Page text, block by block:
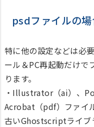
psdファイルの
特に他の設定などは必
ール＆PC再起動だけで
ります。
・Illustrator（ai）、
Acrobat（pdf）ファイ
古いGhostscriptライブ